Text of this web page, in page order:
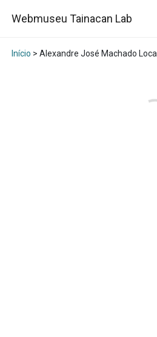
Webmuseu Tainacan Lab
Início > Alexandre José Machado